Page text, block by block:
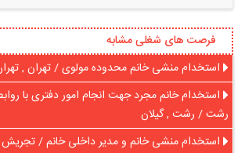
فرصت های شغلی مشابه
استخدام منشی خانم محدوده مولوی / تهران ,
استخدام خانم مجرد جهت انجام امور دفتری با
رشت / رشت , گیلان
استخدام منشی خانم و مدیر داخلی خانم / تجریش